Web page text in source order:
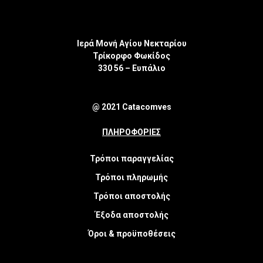
Ιερά Μονή Αγίου Νεκταρίου
Τρίκορφο Φωκίδος
330 56 – Ευπάλιο
@ 2021 Catacomves
ΠΛΗΡΟΦΟΡΙΕΣ
Τρόποι παραγγελίας
Τρόποι πληρωμής
Τρόποι αποστολής
Έξοδα αποστολής
Όροι & προϋποθέσεις